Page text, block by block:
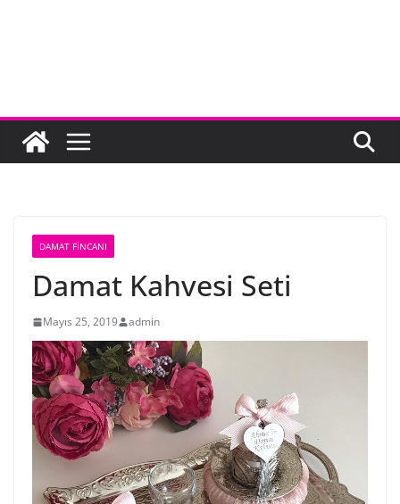
DAMAT FINCANI
Damat Kahvesi Seti
Mayıs 25, 2019 admin